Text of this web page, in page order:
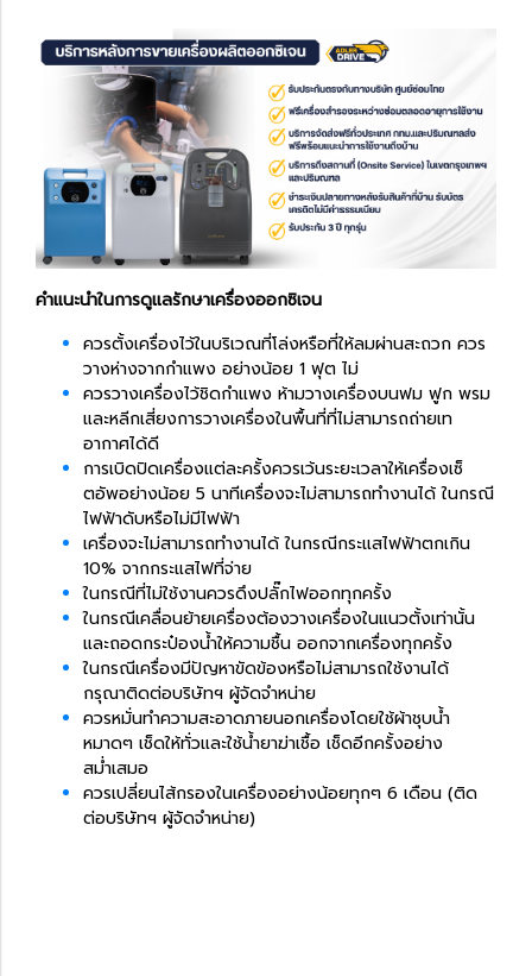
คำแนะนำในการดูแลรักษาเครื่องออกซิเจน
ควรตั้งเครื่องไว้ในบริเวณที่โล่งหรือที่ให้ลมผ่านสะถวก ควร
วางห่างจากกำแพง อย่างน้อย 1 ฟุต ไม่
ควรวางเครื่องไว้ชิดกำแพง ห้ามวางเครื่องบนฟม ฟูก พรม
และหลีกเสี่ยงการวางเครื่องในพื้นที่ที่ไม่สามารถถ่ายเท
อากาศได้ดี
การเบิดปิดเครื่องแต่ละครั้งควรเว้นระยะเวลาให้เครื่องเซ็
ตอัพอย่างน้อย 5 นาทีเครื่องจะไม่สามารถทำงานได้ ในกรณี
ไฟฟ้าดับหรือไม่มีไฟฟ้า
เครื่องจะไม่สามารถทำงานได้ ในกรณีกระแสไฟฟ้าตกเกิน
10% จากกระแสไฟที่จ่าย
ในกรณีที่ไม่ใช้งานควรดึงปลั๊กไฟออกทุกครั้ง
ในกรณีเคลื่อนย้ายเครื่องต้องวางเครื่องในแนวตั้งเท่านั้น
และถอดกระป๋องน้ำให้ความชื้น ออกจากเครื่องทุกครั้ง
ในกรณีเครื่องมีปัญหาขัดข้องหรือไม่สามารถใช้งานได้
กรุณาติดต่อบริษัทฯ ผู้จัดจำหน่าย
ควรหมั่นทำความสะอาดภายนอกเครื่องโดยใช้ผ้าชุบน้ำ
หมาดๆ เช็ดให้ทั่วและใช้น้ำยาฆ่าเชื้อ เช็ดอีกครั้งอย่าง
สม่ำเสมอ
ควรเปลี่ยนไส้กรองในเครื่องอย่างน้อยทุกๆ 6 เดือน (ติด
ต่อบริษัทฯ ผู้จัดจำหน่าย)